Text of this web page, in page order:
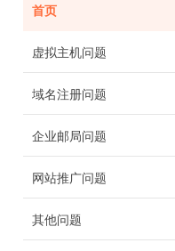
首页
虚拟主机问题
域名注册问题
企业邮局问题
网站推广问题
其他问题